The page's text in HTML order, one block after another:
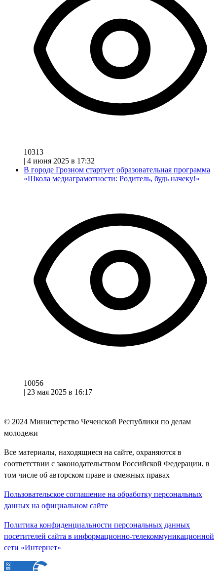
10313
| 4 июня 2025 в 17:32
В городе Грозном стартует образовательная программа
«Школа медиаграмотности: Родитель, будь начеку!»
10056
| 23 мая 2025 в 16:17
© 2024 Министерство Чеченской Республики по делам
молодежи
Все материалы, находящиеся на сайте, охраняются в
соответствии с законодательством Российской Федерации, в
том числе об авторском праве и смежных правах
Пользовательское соглашение на обработку персональных
данных на официальном сайте
Политика конфиденциальности персональных данных
посетителей сайта в информационно-телекоммуникационной
сети «Интернет»